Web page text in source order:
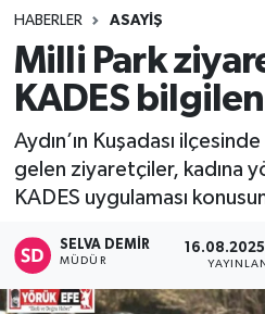
HABERLER ASAYİŞ
Milli Park
KADES
Aydın’ın Kuşadası
gelen ziyaretçiler, kadına
KADES uygulaması
SELVA DEMIR
MÜDÜR
16.08.2025
Tüm Manşetler
Son Dakika Haberleri
Haber Arşivi